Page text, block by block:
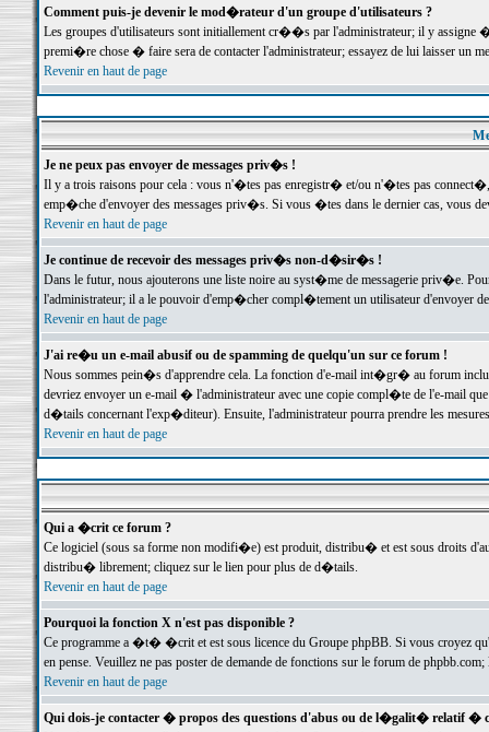
Comment puis-je devenir le mod�rateur d'un groupe d'utilisateurs ?
Les groupes d'utilisateurs sont initiallement cr��s par l'administrateur; il y
premi�re chose � faire sera de contacter l'administrateur; essayez de lui laisser un
Revenir en haut de page
Je ne peux pas envoyer de messages priv�s !
Il y a trois raisons pour cela : vous n'�tes pas enregistr� et/ou n'�tes pas
emp�che d'envoyer des messages priv�s. Si vous �tes dans le dernier cas, vous
Revenir en haut de page
Je continue de recevoir des messages priv�s non-d�sir�s !
Dans le futur, nous ajouterons une liste noire au syst�me de messagerie priv�e.
l'administrateur; il a le pouvoir d'emp�cher compl�tement un utilisateur d'envoyer
Revenir en haut de page
J'ai re�u un e-mail abusif ou de spamming de quelqu'un sur ce forum !
Nous sommes pein�s d'apprendre cela. La fonction d'e-mail int�gr� au forum inclut
devriez envoyer un e-mail � l'administrateur avec une copie compl�te de l'e-mail
d�tails concernant l'exp�diteur). Ensuite, l'administrateur pourra prendre les
Revenir en haut de page
Qui a �crit ce forum ?
Ce logiciel (sous sa forme non modifi�e) est produit, distribu� et est sous droits
distribu� librement; cliquez sur le lien pour plus de d�tails.
Revenir en haut de page
Pourquoi la fonction X n'est pas disponible ?
Ce programme a �t� �crit et est sous licence du Groupe phpBB. Si vous croyez
en pense. Veuillez ne pas poster de demande de fonctions sur le forum de
Revenir en haut de page
Qui dois-je contacter � propos des questions d'abus ou de l�galit� relatif �